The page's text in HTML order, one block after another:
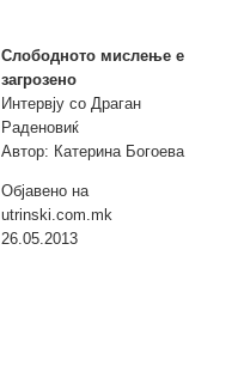
Слободното мислење е
загрозено
Интервју со Драган
Раденовиќ
Автор: Катерина Богоева
Објавено на
utrinski.com.mk
26.05.2013